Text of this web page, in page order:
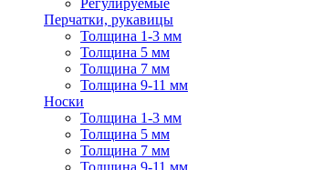
Регулируемые
Перчатки, рукавицы
Толщина 1-3 мм
Толщина 5 мм
Толщина 7 мм
Толщина 9-11 мм
Носки
Толщина 1-3 мм
Толщина 5 мм
Толщина 7 мм
Толщина 9-11 мм